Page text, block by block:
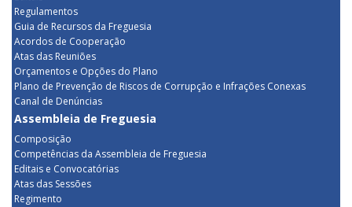
Regulamentos
Guia de Recursos da Freguesia
Acordos de Cooperação
Atas das Reuniões
Orçamentos e Opções do Plano
Plano de Prevenção de Riscos de Corrupção e Infrações Conexas
Canal de Denúncias
Assembleia de Freguesia
Composição
Competências da Assembleia de Freguesia
Editais e Convocatórias
Atas das Sessões
Regimento